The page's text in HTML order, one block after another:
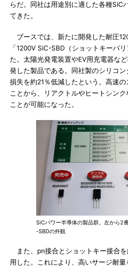
らだ。同社は用途別に適した各種SiC
てきた。
ブースでは、新たに開発した耐圧
「1200V SiC-SBD（ショットキーバ
た。太陽光発電装置やEV用充電器な
発した製品である。同社製のシリコ
損失を約21％低減したという。高速
ことから、リアクトルやヒートシン
ことが可能になった。
SiCパワー半導体の製品群。左から2
-SBDの外観
また、pn接合とショットキー接合
用した。これにより、高いサージ耐